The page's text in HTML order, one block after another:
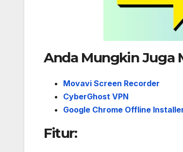
Anda Mungkin Juga
Movavi Screen Recorder
CyberGhost VPN
Google Chrome Offline
Fitur: